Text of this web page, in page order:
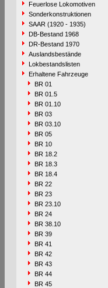
Feuerlose Lokomotiven
Sonderkonstruktionen
SAAR (1920 - 1935)
DB-Bestand 1968
DR-Bestand 1970
Auslandsbestände
Lokbestandslisten
Erhaltene Fahrzeuge
BR 01
BR 01.5
BR 01.10
BR 03
BR 03.10
BR 05
BR 10
BR 18.2
BR 18.3
BR 18.4
BR 22
BR 23
BR 23.10
BR 24
BR 38.10
BR 39
BR 41
BR 42
BR 43
BR 44
BR 45